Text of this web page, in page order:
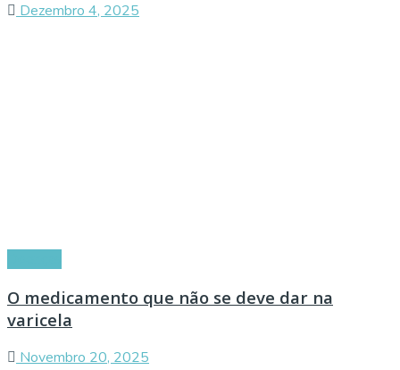
Dezembro 4, 2025
O medicamento que não se deve dar na
varicela
Novembro 20, 2025